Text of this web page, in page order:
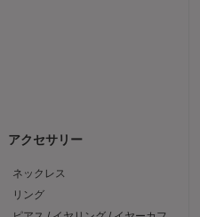
アクセサリー
ネックレス
リング